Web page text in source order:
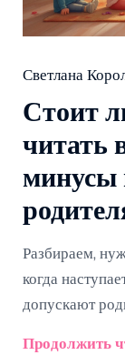
Светлана
Стоит
читать
минусы
Разбираем,
когда
допускают
Продолжить